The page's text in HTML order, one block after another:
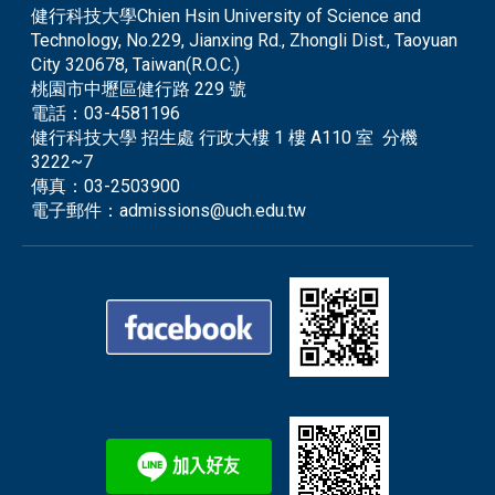
健行科技大學Chien Hsin University of Science and
Technology, No.229, Jianxing Rd., Zhongli Dist., Taoyuan
City 320678, Taiwan(R.O.C.)
桃園市中壢區健行路 229 號
電話：03-4581196
健行科技大學 招生處 行政大樓 1 樓 A110 室 分機
3222~7
傳真：03-2503900
電子郵件：admissions@uch.edu.tw